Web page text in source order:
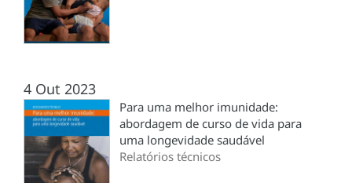
4 Out 2023
Para uma melhor imunidade:
abordagem de curso de vida para
uma longevidade saudável
Relatórios técnicos